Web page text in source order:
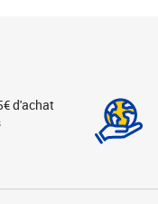
d'achat